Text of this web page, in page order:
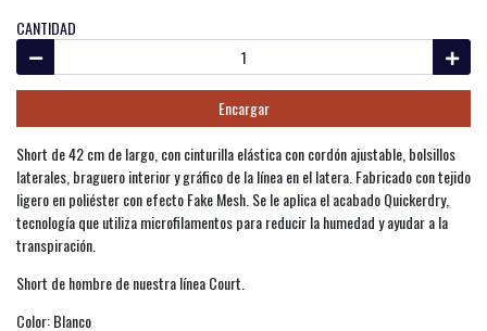
CANTIDAD
Encargar
Short de 42 cm de largo, con cinturilla elástica con cordón ajustable, bolsillos
laterales, braguero interior y gráfico de la línea en el latera. Fabricado con tejido
ligero en poliéster con efecto Fake Mesh. Se le aplica el acabado Quickerdry,
tecnología que utiliza microfilamentos para reducir la humedad y ayudar a la
transpiración.
Short de hombre de nuestra línea Court.
Color: Blanco